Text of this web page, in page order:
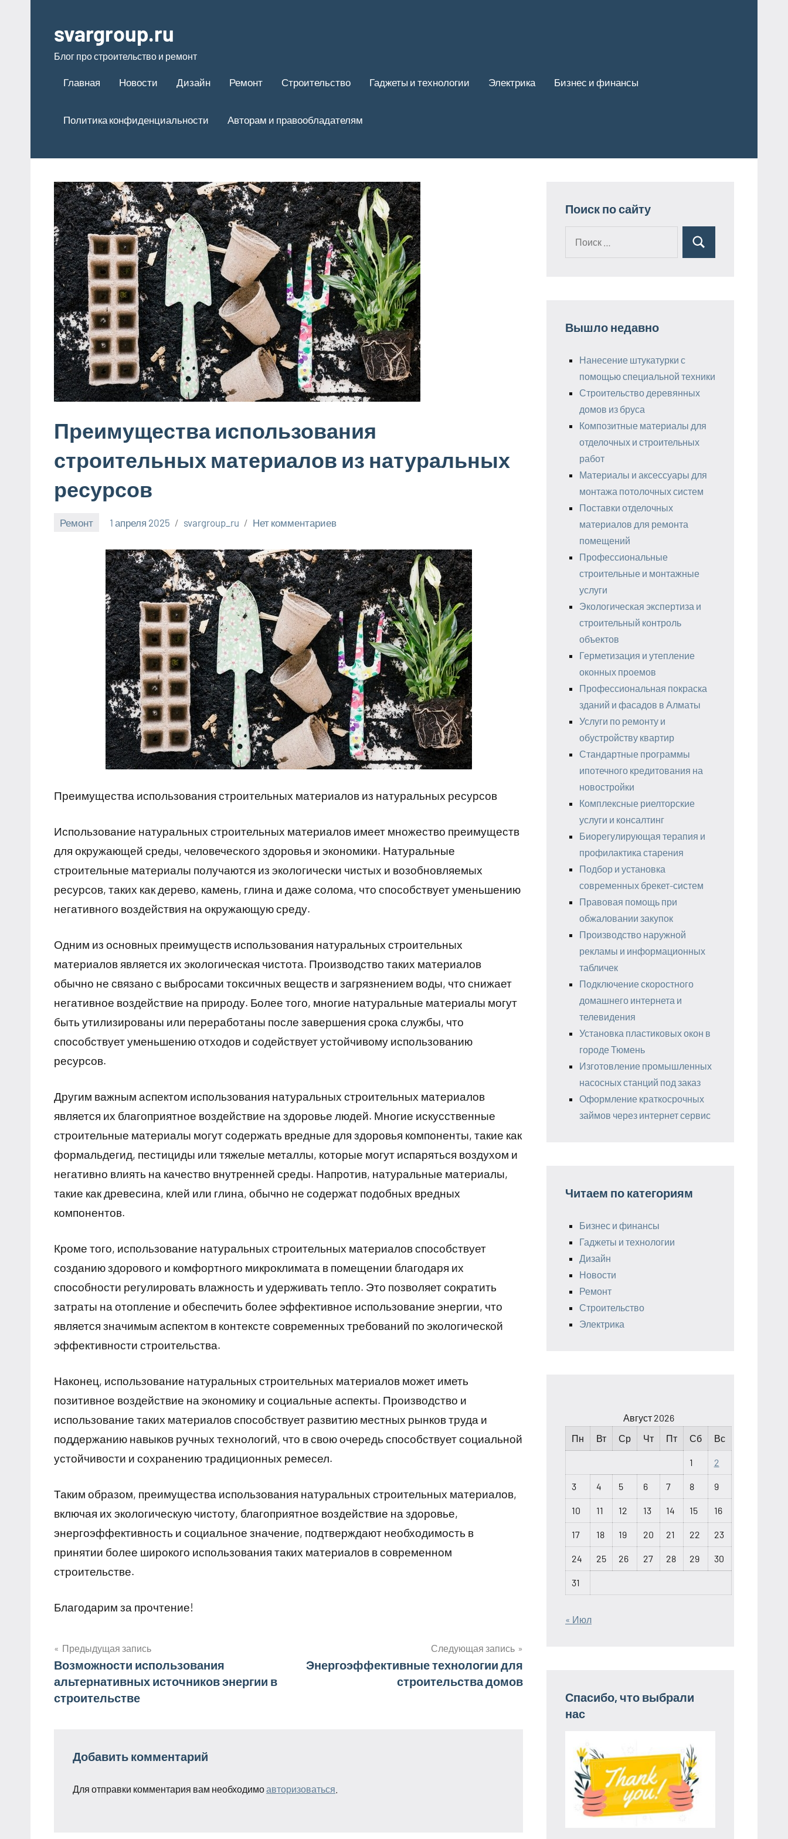
содержимому
svargroup.ru
Блог про строительство и ремонт
Главная Новости Дизайн Ремонт Строительство Гаджеты и технологии Электрика Бизнес и финансы
Политика конфиденциальности Авторам и правообладателям
Преимущества использования
строительных материалов из натуральных
ресурсов
Ремонт 1 апреля 2025 svargroup_ru Нет комментариев
Преимущества использования строительных материалов из натуральных ресурсов
Использование натуральных строительных материалов имеет множество преимуществ
для окружающей среды, человеческого здоровья и экономики. Натуральные
строительные материалы получаются из экологически чистых и возобновляемых
ресурсов, таких как дерево, камень, глина и даже солома, что способствует уменьшению
негативного воздействия на окружающую среду.
Одним из основных преимуществ использования натуральных строительных
материалов является их экологическая чистота. Производство таких материалов
обычно не связано с выбросами токсичных веществ и загрязнением воды, что снижает
негативное воздействие на природу. Более того, многие натуральные материалы могут
быть утилизированы или переработаны после завершения срока службы, что
способствует уменьшению отходов и содействует устойчивому использованию
ресурсов.
Другим важным аспектом использования натуральных строительных материалов
является их благоприятное воздействие на здоровье людей. Многие искусственные
строительные материалы могут содержать вредные для здоровья компоненты, такие как
формальдегид, пестициды или тяжелые металлы, которые могут испаряться воздухом и
негативно влиять на качество внутренней среды. Напротив, натуральные материалы,
такие как древесина, клей или глина, обычно не содержат подобных вредных
компонентов.
Кроме того, использование натуральных строительных материалов способствует
созданию здорового и комфортного микроклимата в помещении благодаря их
способности регулировать влажность и удерживать тепло. Это позволяет сократить
затраты на отопление и обеспечить более эффективное использование энергии, что
является значимым аспектом в контексте современных требований по экологической
эффективности строительства.
Наконец, использование натуральных строительных материалов может иметь
позитивное воздействие на экономику и социальные аспекты. Производство и
использование таких материалов способствует развитию местных рынков труда и
поддержанию навыков ручных технологий, что в свою очередь способствует социальной
устойчивости и сохранению традиционных ремесел.
Таким образом, преимущества использования натуральных строительных материалов,
включая их экологическую чистоту, благоприятное воздействие на здоровье,
энергоэффективность и социальное значение, подтверждают необходимость в
принятии более широкого использования таких материалов в современном
строительстве.
Благодарим за прочтение!
Навигация
по
Предыдущая запись
Возможности использования
альтернативных источников энергии в
строительстве
Следующая запись
Энергоэффективные технологии для
строительства домов
Добавить комментарий
Для отправки комментария вам необходимоавторизоваться
Поиск по сайту
Поиск
Вышло недавно
Нанесение штукатурки с
помощью специальной техники
Строительство деревянных
домов из бруса
Композитные материалы для
отделочных и строительных
работ
Материалы и аксессуары для
монтажа потолочных систем
Поставки отделочных
материалов для ремонта
помещений
Профессиональные
строительные и монтажные
услуги
Экологическая экспертиза и
строительный контроль
объектов
Герметизация и утепление
оконных проемов
Профессиональная покраска
зданий и фасадов в Алматы
Услуги по ремонту и
обустройству квартир
Стандартные программы
ипотечного кредитования на
новостройки
Комплексные риелторские
услуги и консалтинг
Биорегулирующая терапия и
профилактика старения
Подбор и установка
современных брекет-систем
Правовая помощь при
обжаловании закупок
Производство наружной
рекламы и информационных
табличек
Подключение скоростного
домашнего интернета и
телевидения
Установка пластиковых окон в
городе Тюмень
Изготовление промышленных
насосных станций под заказ
Оформление краткосрочных
займов через интернет сервис
Читаем по категориям
Бизнес и финансы
Гаджеты и технологии
Дизайн
Новости
Ремонт
Строительство
Электрика
Август 2026
Пн
Вт Ср Чт Пт Сб Вс
1 2
3 4 5 6 7 8 9
10 11 12 13 14 15 16
17 18 19 20 21 22 23
24 25 26 27 28 29 30
31
« Июл
Спасибо, что выбрали
нас